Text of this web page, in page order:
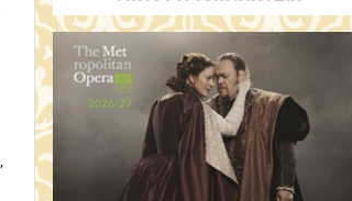
JEGYVÁSÁRLÁS
19:00 Fábri terem
AZ ÖRDÖG PRADÁT VISEL 2. (12)
19:00 Csortos terem
ÁDÁM ALMÁI (16)
JEGYVÁSÁRLÁS
19:00 Törőcsik Mari terem
HOGYAN TUDNÉK ÉLNI
NÉLKÜLED? (12)